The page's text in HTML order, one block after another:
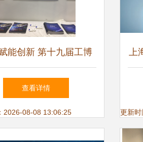
能创新 第十九届工博
落幕，软件技术研发与
广服务迎来新篇章
查看详情
2026-08-08 13:06:25
上
更新